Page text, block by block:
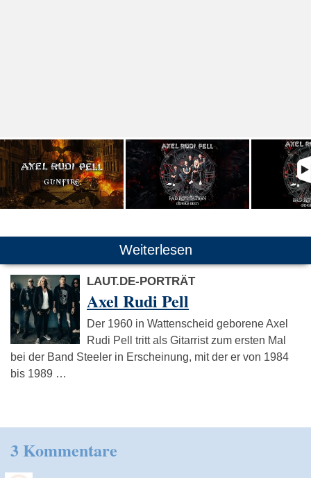
Weiterlesen
LAUT.DE-PORTRÄT
Axel Rudi Pell
Der 1960 in Wattenscheid geborene Axel
Rudi Pell tritt als Gitarrist zum ersten Mal
bei der Band Steeler in Erscheinung, mit der er von 1984
bis 1989 …
3 Kommentare